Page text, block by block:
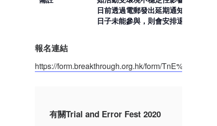
日前透過電郵發出延期通知；若延期
日子未能參與，則會安排退款。
報名連結
https://form.breakthrough.org.hk/form/
有關Trial and Error Fest 2020